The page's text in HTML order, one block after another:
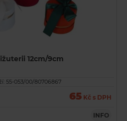
12cm/9cm
55-053/00/80706867
65 Kč s DPH
INFO